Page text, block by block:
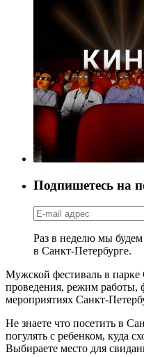
Подпишетесь на
Раз в неделю мы
в Санкт-Петербурге.
Мужской фестиваль в парке
проведения, режим работы,
мероприятиях Санкт-
Не знаете что посетить в
погулять с ребенком, куда
Выбираете место для